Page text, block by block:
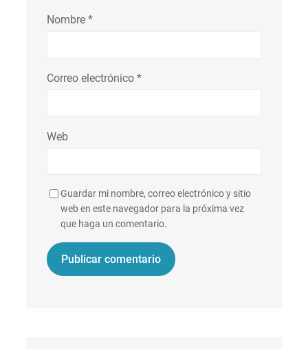
Nombre *
Correo electrónico *
Web
Guardar mi nombre, correo electrónico y sitio
web en este navegador para la próxima vez
que haga un comentario.